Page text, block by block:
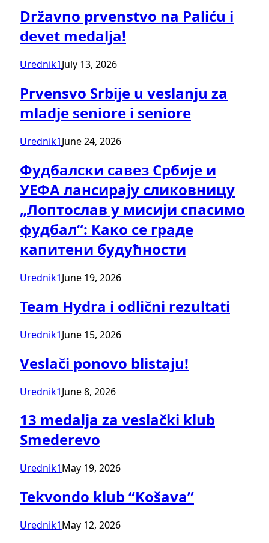
Državno prvenstvo na Paliću i
devet medalja!
Urednik1July 13, 2026
Prvensvo Srbije u veslanju za
mladje seniore i seniore
Urednik1June 24, 2026
Фудбалски савез Србије и
УЕФА лансирају сликовницу
„Лоптослав у мисији спасимо
фудбал“: Како се граде
капитени будућности
Urednik1June 19, 2026
Team Hydra i odlični rezultati
Urednik1June 15, 2026
Veslači ponovo blistaju!
Urednik1June 8, 2026
13 medalja za veslački klub
Smederevo
Urednik1May 19, 2026
Tekvondo klub “Košava”
Urednik1May 12, 2026